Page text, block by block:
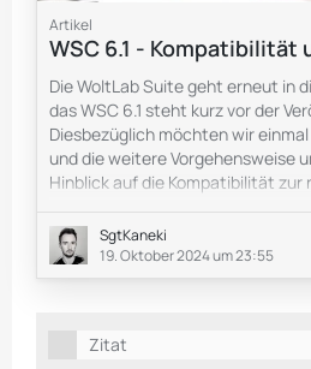
Artikel
WSC 6.1 - Kompatibilität
Die WoltLab Suite geht erneut in
das WSC 6.1 steht kurz vor der
Diesbezüglich möchten wir
und die weitere Vorgehensweise
Hinblick auf die Kompatibilität zur
Stil/Produkt-Versionen welche vor
erschienen nichtnichtkompatibel
SgtKaneki
19. Oktober 2024 um 23:55
Zitat